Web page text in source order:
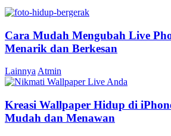
Cara Mudah Mengubah Live
Menarik dan Berkesan
LainnyaAtmin
Kreasi Wallpaper Hidup di
Mudah dan Menawan